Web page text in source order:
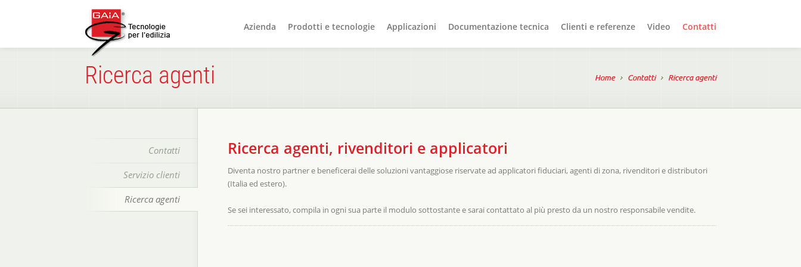
Azienda Prodotti e tecnologie Applicazioni Documentazione tecnica Clienti e referenze Video Contatti
Home Contatti Ricerca agenti
Ricerca agenti
Contatti
Servizio clienti
Ricerca agenti
Ricerca agenti, rivenditori e applicatori
Diventa nostro partner e beneficerai delle soluzioni vantaggiose riservate ad applicatori fiduciari, agenti di zona, rivenditori e distributori
(Italia ed estero).
Se sei interessato, compila in ogni sua parte il modulo sottostante e sarai contattato al più presto da un nostro responsabile vendite.